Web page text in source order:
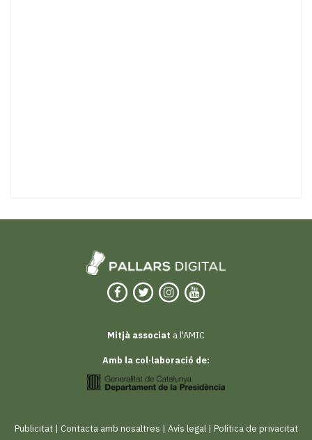
Mitjà associat a l'AMIC
Amb la col·laboració de:
Publicitat| Contacta amb nosaltres | Avís legal| Política de privacitat